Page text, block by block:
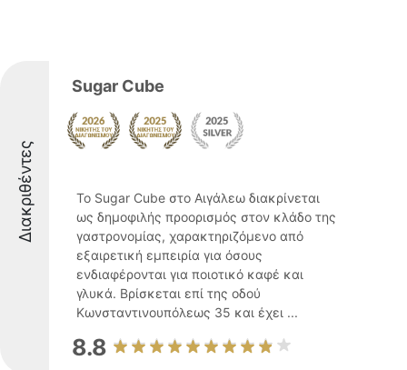
Διακριθέντες
Sugar Cube
Το Sugar Cube στο Αιγάλεω διακρίνεται
ως δημοφιλής προορισμός στον κλάδο της
γαστρονομίας, χαρακτηριζόμενο από
εξαιρετική εμπειρία για όσους
ενδιαφέρονται για ποιοτικό καφέ και
γλυκά. Βρίσκεται επί της οδού
Κωνσταντινουπόλεως 35 και έχει ...
8.8